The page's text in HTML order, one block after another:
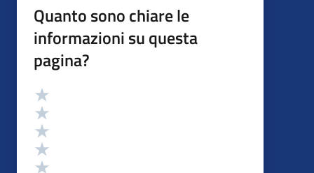
Quanto sono chiare le
informazioni su questa
pagina?
Valutazione